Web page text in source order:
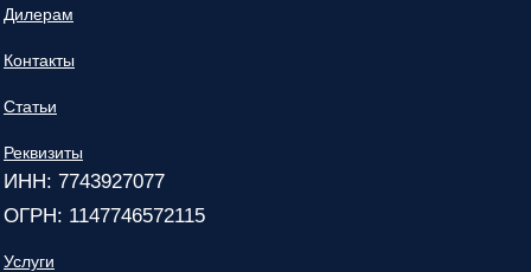
Дилерам
Контакты
Статьи
Реквизиты
ИНН: 7743927077
ОГРН: 1147746572115
Услуги